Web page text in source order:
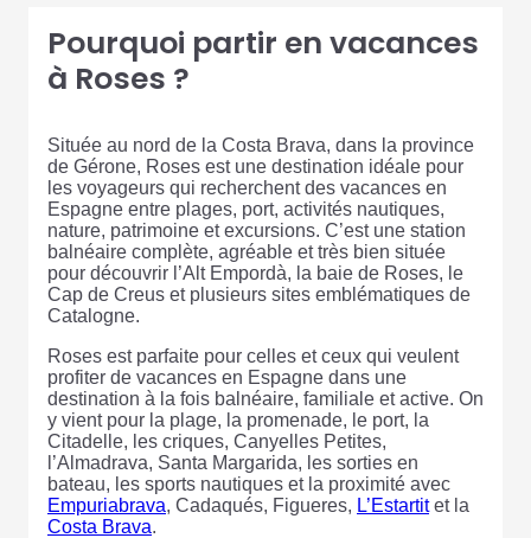
Pourquoi partir en vacances
à Roses ?
Située au nord de la Costa Brava, dans la province
de Gérone, Roses est une destination idéale pour
les voyageurs qui recherchent des vacances en
Espagne entre plages, port, activités nautiques,
nature, patrimoine et excursions. C’est une station
balnéaire complète, agréable et très bien située
pour découvrir l’Alt Empordà, la baie de Roses, le
Cap de Creus et plusieurs sites emblématiques de
Catalogne.
Roses est parfaite pour celles et ceux qui veulent
profiter de vacances en Espagne dans une
destination à la fois balnéaire, familiale et active. On
y vient pour la plage, la promenade, le port, la
Citadelle, les criques, Canyelles Petites,
l’Almadrava, Santa Margarida, les sorties en
bateau, les sports nautiques et la proximité avec
Empuriabrava, Cadaqués, Figueres, L’Estartitet la
Costa Brava.